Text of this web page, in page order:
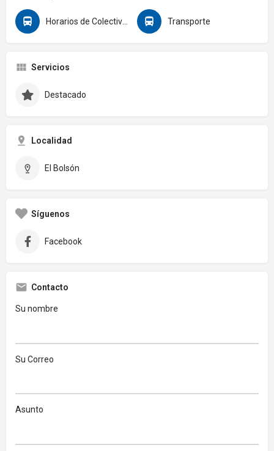
Horarios de Colectivos Transporte
Servicios
Destacado
Localidad
El Bolsón
Síguenos
Facebook
Contacto
Su nombre
Su Correo
Asunto